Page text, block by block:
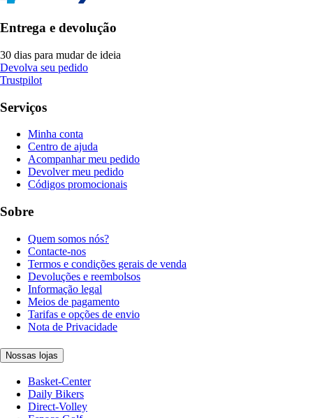
Entrega e devolução
30 dias para mudar de ideia
Devolva seu pedido
Trustpilot
Serviços
Minha conta
Centro de ajuda
Acompanhar meu pedido
Devolver meu pedido
Códigos promocionais
Sobre
Quem somos nós?
Contacte-nos
Termos e condições gerais de venda
Devoluções e reembolsos
Informação legal
Meios de pagamento
Tarifas e opções de envio
Nota de Privacidade
Nossas lojas
Basket-Center
Daily Bikers
Direct-Volley